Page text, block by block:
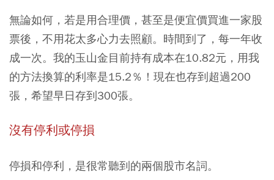
無論如何，若是用合理價，甚至是便宜價買進一家股
票後，不用花太多心力去照顧。時間到了，每一年收
成一次。我的玉山金目前持有成本在10.82元，用我
的方法換算的利率是15.2％！現在也存到超過200
張，希望早日存到300張。
沒有停利或停損
停損和停利，是很常聽到的兩個股市名詞。